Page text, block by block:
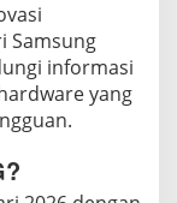
Samsung
informasi
yang